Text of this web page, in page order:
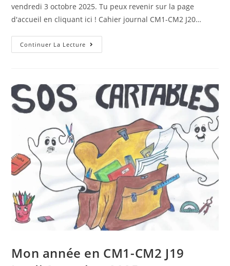
vendredi 3 octobre 2025. Tu peux revenir sur la page
d'accueil en cliquant ici ! Cahier journal CM1-CM2 J20…
Continuer La Lecture
Mon année en CM1-CM2 J19